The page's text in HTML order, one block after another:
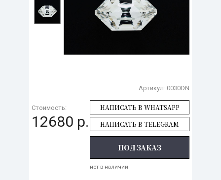
Артикул: 0030DN
Стоимость:
12680 р.
НАПИСАТЬ В WHATSAPP
НАПИСАТЬ В TELEGRAM
ПОД ЗАКАЗ
нет в наличии